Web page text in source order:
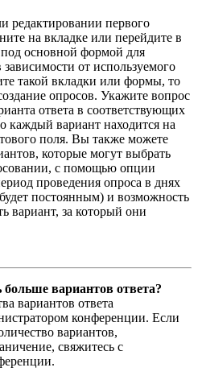
редактировании первого
на вкладке или перейдите в
под основной формой для
от используемого
такой вкладки или формы, то
опросов. Укажите вопрос
ответа в соответствующих
каждый вариант находится на
поля. Вы также можете
которые могут выбрать
с помощью опции
проведения опроса в днях
постоянным) и возможность
вариант, за который они
вариантов ответа?
вариантов ответа
конференции. Если
вариантов,
свяжитесь с